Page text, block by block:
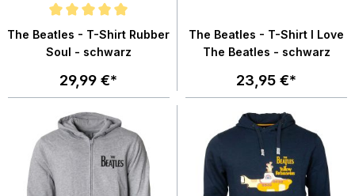
Durchschnittliche Bewertung von 5 von 5 Sternen
The Beatles - T-Shirt Rubber
Soul - schwarz
29,99 €*
The Beatles - T-Shirt I Love
The Beatles - schwarz
23,95 €*